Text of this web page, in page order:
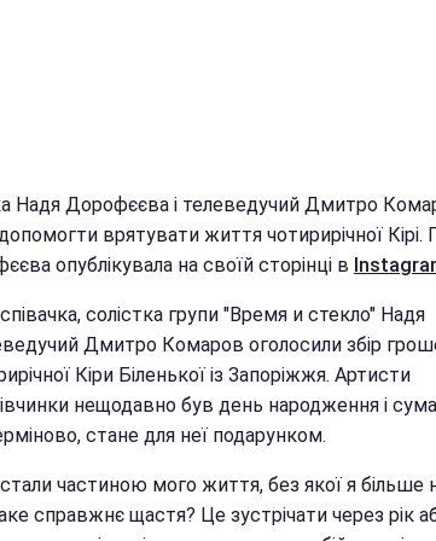
Надя Дорофєєва і телеведучий Дмитро
врятувати життя чотирирічної Кірі.
опублікувала на своїй сторінці в
солістка групи "Время и стекло" Надя
Дмитро Комаров оголосили збір
Кіри Біленької із Запоріжжя. Артисти
нещодавно був день народження і
стане для неї подарунком.
стали частиною мого життя, без якої я більше
справжнє щастя? Це зустрічати через рік